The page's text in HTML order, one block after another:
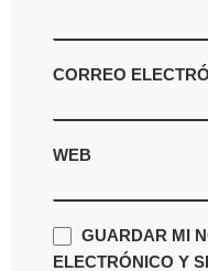
CORREO
WEB
GUARDAR MI
ELECTRÓNICO Y